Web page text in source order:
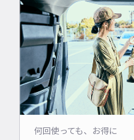
何回使っても、お得に